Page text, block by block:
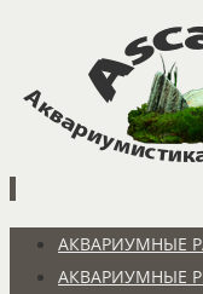
содержимому
ПерейтиАКВАРИУМНЫЕ
АКВАРИУМНЫЕ